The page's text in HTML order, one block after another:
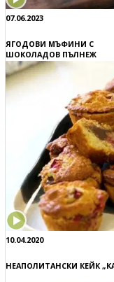
07.06.2023
ЯГОДОВИ МЪФИНИ С
ШОКОЛАДОВ ПЪЛНЕЖ
10.04.2020
НЕАПОЛИТАНСКИ КЕЙК